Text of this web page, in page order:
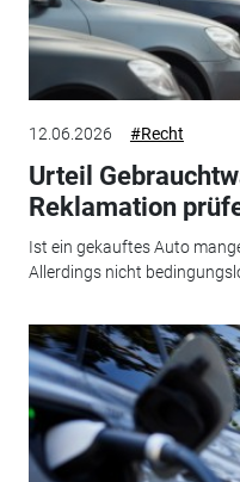
12.06.2026 #Recht
Urteil
Reklamation
Ist ein gekauftes Auto
Allerdings nicht